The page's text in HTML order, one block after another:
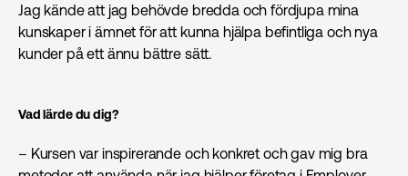
Jag kände att jag behövde bredda och fördjupa mina
kunskaper i ämnet för att kunna hjälpa befintliga och nya
kunder på ett ännu bättre sätt.
Vad lärde du dig?
– Kursen var inspirerande och konkret och gav mig bra